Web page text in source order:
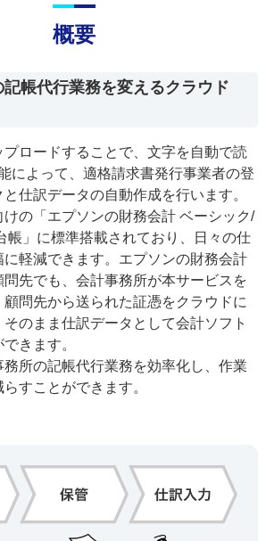
概要
帳代行業務を変えるクラウド
ロードすることで、文字を自動で読
によって、適格請求書発行事業者の登
仕訳データの自動作成を行います。
の「エプソンの財務会計 ベーシック/
帳」に標準搭載されており、日々の仕
軽減できます。エプソンの財務会計
問先でも、会計事務所が本サービスを
問先から送られた証憑をクラウドに
のまま仕訳データとして会計ソフト
きます。
所の記帳代行業務を効率化し、作業
すことができます。